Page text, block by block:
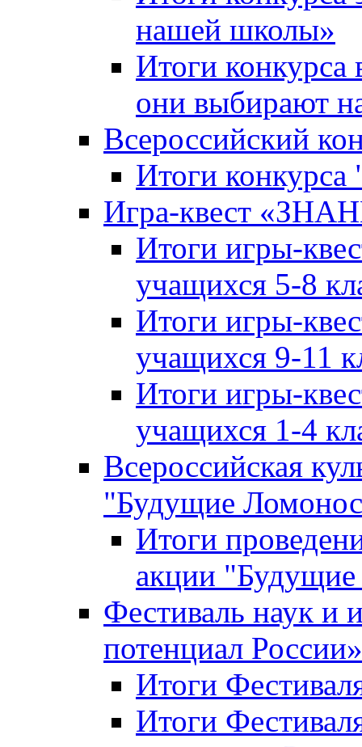
нашей школы»
Итоги конкурса
они выбирают
Всероссийский
Итоги
Игра-квест
Итоги игры-
учащихся 5-8
Итоги игры-
учащихся 9-11
Итоги игры-
учащихся 1-4
Всероссийская
"Будущие
Итоги
акции
Фестиваль наук и
потенциал России»
Итоги
Итоги